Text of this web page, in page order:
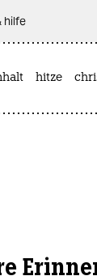
hilfe
hitze